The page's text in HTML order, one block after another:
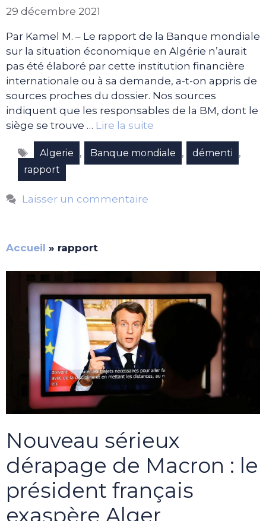
29 décembre 2021
Par Kamel M. – Le rapport de la Banque mondiale
sur la situation économique en Algérie n’aurait
pas été élaboré par cette institution financière
internationale ou à sa demande, a-t-on appris de
sources proches du dossier. Nos sources
indiquent que les responsables de la BM, dont le
siège se trouve … Lire la suite
Étiquettes
Algerie , Banque mondiale , démenti ,
rapport
Laisser un commentaire
Accueil » rapport
Nouveau sérieux
dérapage de Macron : le
président français
exaspère Alger